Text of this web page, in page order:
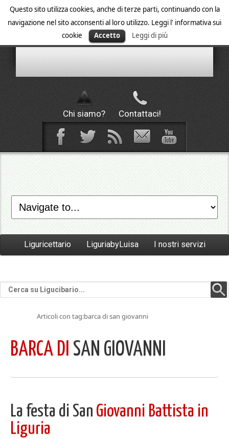
Questo sito utilizza cookies, anche di terze parti, continuando con la
navigazione nel sito acconsenti al loro utilizzo. Leggi l' informativa sui
cookie
Accetto Leggi di più
Chi siamo? Contattaci!
Liguricettario LiguriabyLuisa I nostri servizi
Articoli con tag:barca di san giovanni
BARCA DI SAN GIOVANNI
La festa di San Giovanni Battista in
Liguria